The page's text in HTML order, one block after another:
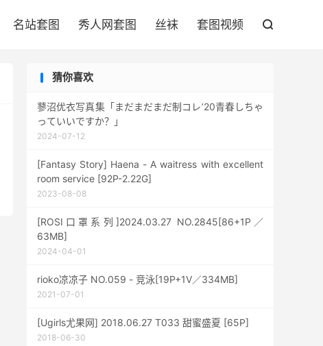
名站套图 秀人网套图 丝袜 套图视频 
猜你喜欢
蓼沼优衣写真集「まだまだまだ制コレ’20青春しちゃ
っていいですか？」
2024-07-12
[Fantasy Story] Haena - A waitress with excellent
room service [92P-2.22G]
2023-08-08
[ROSI口罩系列]2024.03.27 NO.2845[86+1P／
63MB]
2024-04-01
rioko凉凉子 NO.059 - 竞泳[19P+1V／334MB]
2021-07-01
[Ugirls尤果网] 2018.06.27 T033 甜蜜盛夏 [65P]
2018-06-30